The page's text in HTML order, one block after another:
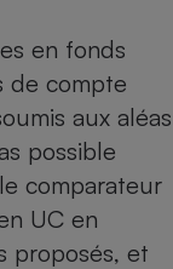
en fonds
de compte
aux aléas
possible
comparateur
UC en
proposés, et